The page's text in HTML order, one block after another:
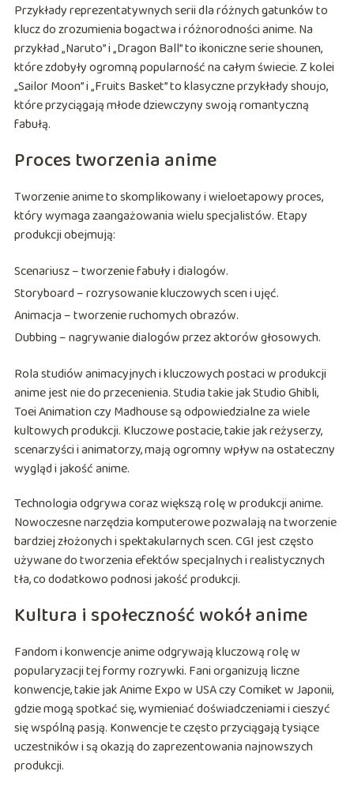
Przykłady reprezentatywnych serii dla różnych gatunków to
klucz do zrozumienia bogactwa i różnorodności anime. Na
przykład „Naruto” i „Dragon Ball” to ikoniczne serie shounen,
które zdobyły ogromną popularność na całym świecie. Z kolei
„Sailor Moon” i „Fruits Basket” to klasyczne przykłady shoujo,
które przyciągają młode dziewczyny swoją romantyczną
fabułą.
Proces tworzenia anime
Tworzenie anime to skomplikowany i wieloetapowy proces,
który wymaga zaangażowania wielu specjalistów. Etapy
produkcji obejmują:
Scenariusz – tworzenie fabuły i dialogów.
Storyboard – rozrysowanie kluczowych scen i ujęć.
Animacja – tworzenie ruchomych obrazów.
Dubbing – nagrywanie dialogów przez aktorów głosowych.
Rola studiów animacyjnych i kluczowych postaci w produkcji
anime jest nie do przecenienia. Studia takie jak Studio Ghibli,
Toei Animation czy Madhouse są odpowiedzialne za wiele
kultowych produkcji. Kluczowe postacie, takie jak reżyserzy,
scenarzyści i animatorzy, mają ogromny wpływ na ostateczny
wygląd i jakość anime.
Technologia odgrywa coraz większą rolę w produkcji anime.
Nowoczesne narzędzia komputerowe pozwalają na tworzenie
bardziej złożonych i spektakularnych scen. CGI jest często
używane do tworzenia efektów specjalnych i realistycznych
tła, co dodatkowo podnosi jakość produkcji.
Kultura i społeczność wokół anime
Fandom i konwencje anime odgrywają kluczową rolę w
popularyzacji tej formy rozrywki. Fani organizują liczne
konwencje, takie jak Anime Expo w USA czy Comiket w Japonii,
gdzie mogą spotkać się, wymieniać doświadczeniami i cieszyć
się wspólną pasją. Konwencje te często przyciągają tysiące
uczestników i są okazją do zaprezentowania najnowszych
produkcji.